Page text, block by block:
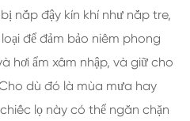
nắp đậy kín khí như nắp tre,
để đảm bảo niêm phong
hơi ẩm xâm nhập, và giữ cho
dù đó là mùa mưa hay
lọ này có thể ngăn chặn